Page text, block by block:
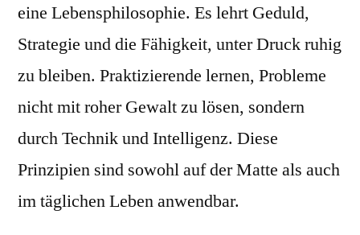
eine Lebensphilosophie. Es lehrt Geduld,
Strategie und die Fähigkeit, unter Druck ruhig
zu bleiben. Praktizierende lernen, Probleme
nicht mit roher Gewalt zu lösen, sondern
durch Technik und Intelligenz. Diese
Prinzipien sind sowohl auf der Matte als auch
im täglichen Leben anwendbar.